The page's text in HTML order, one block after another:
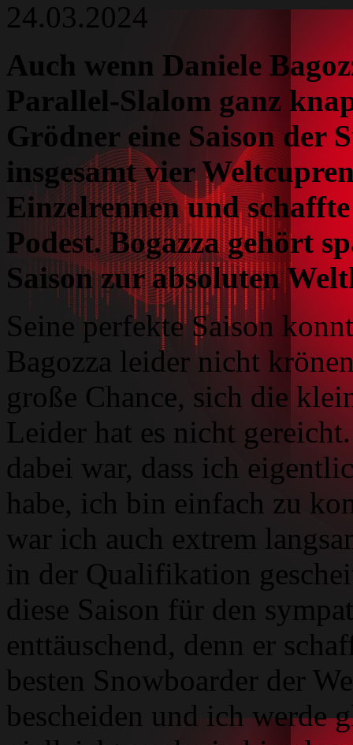
24.03.2024
Auch wenn Daniele
Parallel-Slalom ganz
Grödner eine Saison der
insgesamt vier
Einzelrennen und
Podest. Bogazza gehört
Saison zur absoluten
Seine perfekte Saison
Bagozza leider nicht
große Chance, sich die
Leider hat es nicht
dabei war, dass ich
habe, ich bin einfach zu
war ich auch extrem
in der Qualifikation
diese Saison für den
enttäuschend, denn er
besten Snowboarder der
bescheiden und ich werde